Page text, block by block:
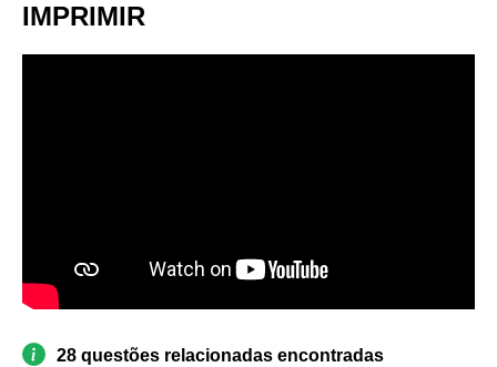
IMPRIMIR
28 questões relacionadas encontradas